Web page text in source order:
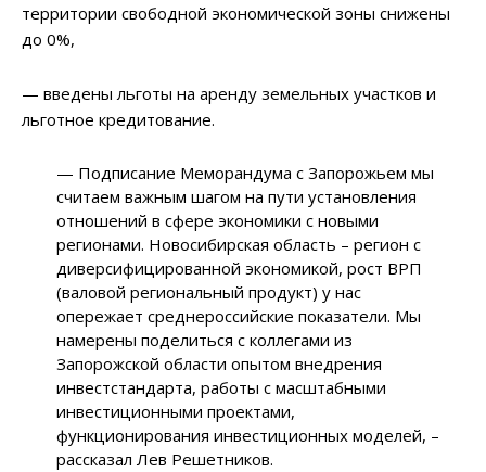
территории свободной экономической зоны снижены
до 0%,
— введены льготы на аренду земельных участков и
льготное кредитование.
— Подписание Меморандума с Запорожьем мы
считаем важным шагом на пути установления
отношений в сфере экономики с новыми
регионами. Новосибирская область – регион с
диверсифицированной экономикой, рост ВРП
(валовой региональный продукт) у нас
опережает среднероссийские показатели. Мы
намерены поделиться с коллегами из
Запорожской области опытом внедрения
инвестстандарта, работы с масштабными
инвестиционными проектами,
функционирования инвестиционных моделей, –
рассказал Лев Решетников.